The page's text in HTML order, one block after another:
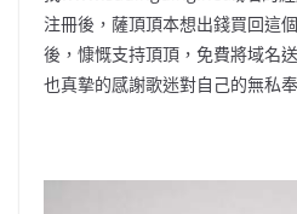
注冊後，薩頂頂本想出錢買回這
後，慷慨支持頂頂，免費將域名
也真摯的感謝歌迷對自己的無私